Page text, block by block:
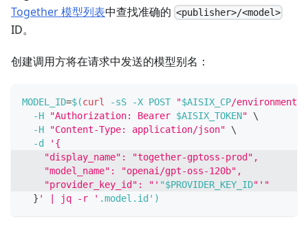
Together 模型列表中查找准确的 <publisher>/<model>
ID。
创建调用方将在请求中发送的模型别名：
MODEL_ID=$(curl -sS -X POST "$AISIX_CP/environments/
-H
"Authorization: Bearer $AISIX_TOKEN"
\
-H
"Content-Type: application/json"
\
-d
'{
    "display_name": "together-gptoss-prod",
    "model_name": "openai/gpt-oss-120b",
    "provider_key_id": "'
"$PROVIDER_KEY_ID"'"
} ' | jq -r ' .model.id' )